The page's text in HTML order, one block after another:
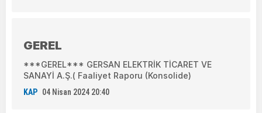
GEREL
***GEREL*** GERSAN ELEKTRİK TİCARET VE
SANAYİ A.Ş.( Faaliyet Raporu (Konsolide)
KAP 04 Nisan 2024 20:40